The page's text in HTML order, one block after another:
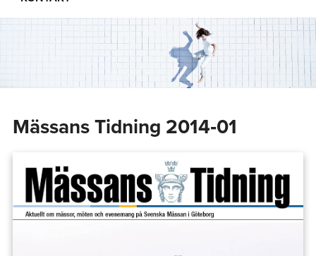
Mässans Tidning 2014‑01